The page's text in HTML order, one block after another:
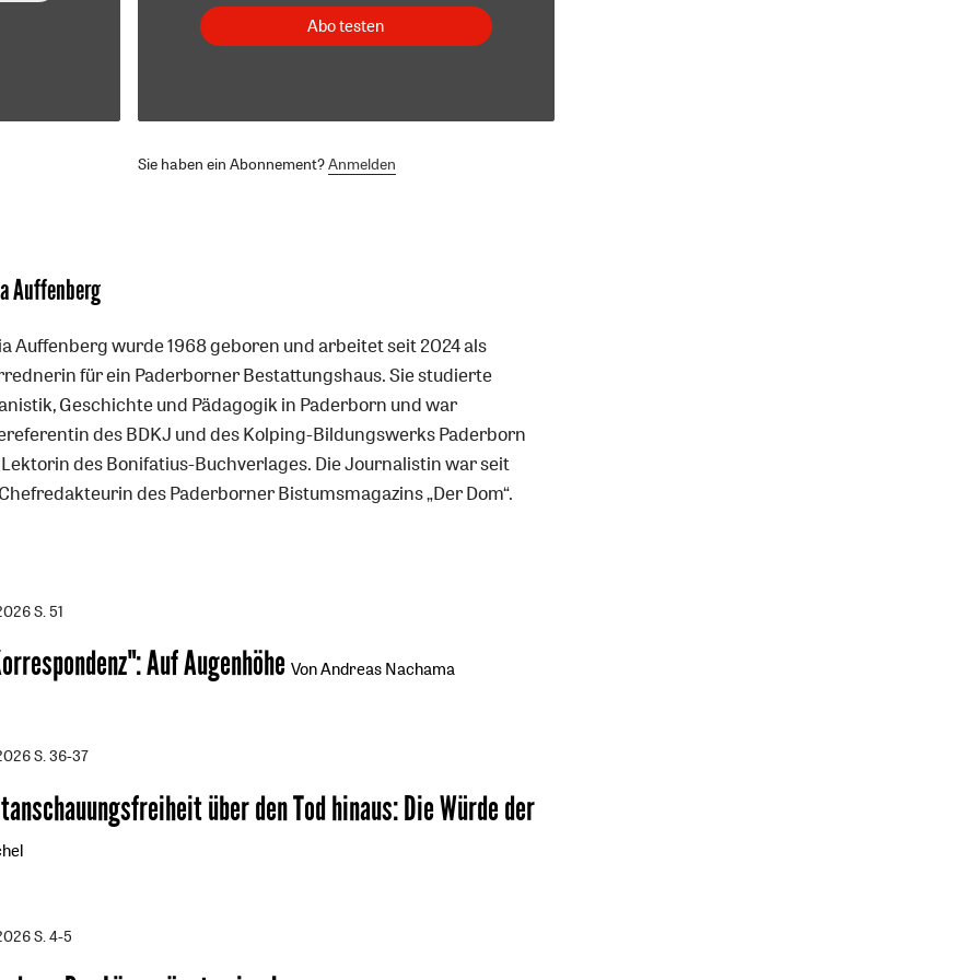
Abo testen
Sie haben ein Abonnement?Anmelden
Auffenberg
Auffenberg wurde 1968 geboren und arbeitet seit 2024 als
für ein Paderborner Bestattungshaus. Sie studierte
Geschichte und Pädagogik in Paderborn und war
des BDKJ und des Kolping-Bildungswerks Paderborn
des Bonifatius-Buchverlages. Die Journalistin war seit
des Paderborner Bistumsmagazins „Der Dom“.
S. 51
:Auf Augenhöhe Von Andreas Nachama
S. 36-37
über den Tod hinaus:Die Würde der
S. 4-5